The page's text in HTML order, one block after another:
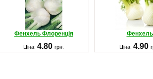
Фенхель Флоренція Фенхель
Ціна: 4.80 грн. Ціна: 4.90